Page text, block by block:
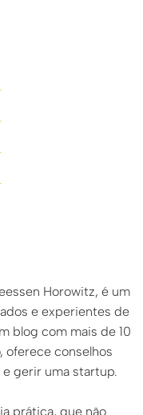
Horowitz, é um
e experientes de
blog com mais de 10
oferece conselhos
gerir uma startup.
prática, que não